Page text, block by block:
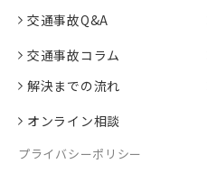
交通事故Q&A
交通事故コラム
解決までの流れ
オンライン相談
プライバシーポリシー